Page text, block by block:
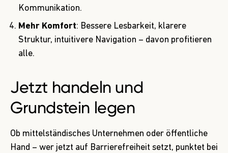
Kommunikation.
Mehr Komfort: Bessere Lesbarkeit, klarere
Struktur, intuitivere Navigation – davon profitieren
alle.
Jetzt handeln und
Grundstein legen
Ob mittelständisches Unternehmen oder öffentliche
Hand – wer jetzt auf Barrierefreiheit setzt, punktet bei